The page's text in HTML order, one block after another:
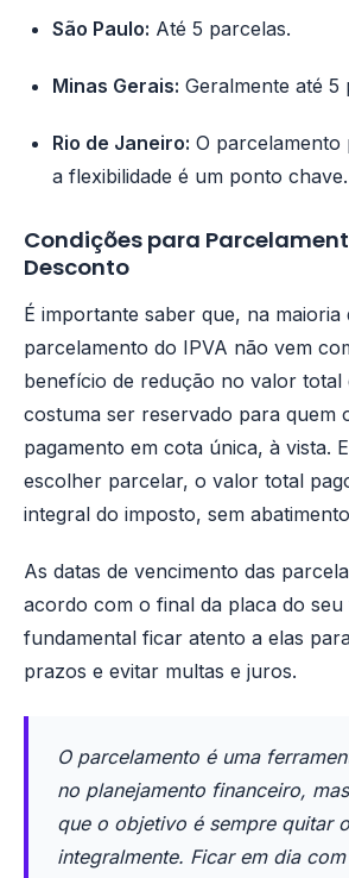
São Paulo: Até 5 parcelas.
Minas Gerais: Geralmente até 5
Rio de Janeiro: O parcelamento
a flexibilidade é um ponto chave.
Condições para
Desconto
É importante saber que, na maioria
parcelamento do IPVA não vem
benefício de redução no valor total
costuma ser reservado para quem
pagamento em cota única, à vista.
escolher parcelar, o valor total
integral do imposto, sem
As datas de vencimento das
acordo com o final da placa do seu
fundamental ficar atento a elas
prazos e evitar multas e juros.
O parcelamento é uma
no planejamento financeiro,
que o objetivo é sempre quitar
integralmente. Ficar em dia com